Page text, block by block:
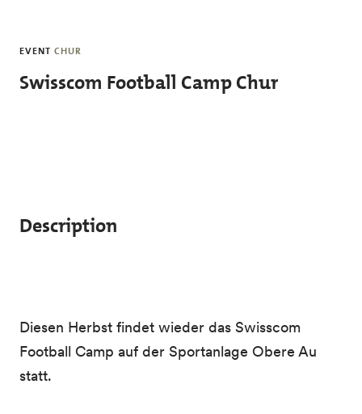
EVENT CHUR
Swisscom Football Camp Chur
Description
Diesen Herbst findet wieder das Swisscom
Football Camp auf der Sportanlage Obere Au
statt.